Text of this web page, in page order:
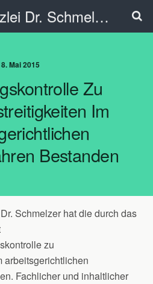
Anwaltskanzlei Dr. Schmelzer - Ahlen
Mai 2015
Zu
Im
Bestanden
Schmelzer hat die durch das
zu
arbeitsgerichtlichen
Fachlicher und inhaltlicher